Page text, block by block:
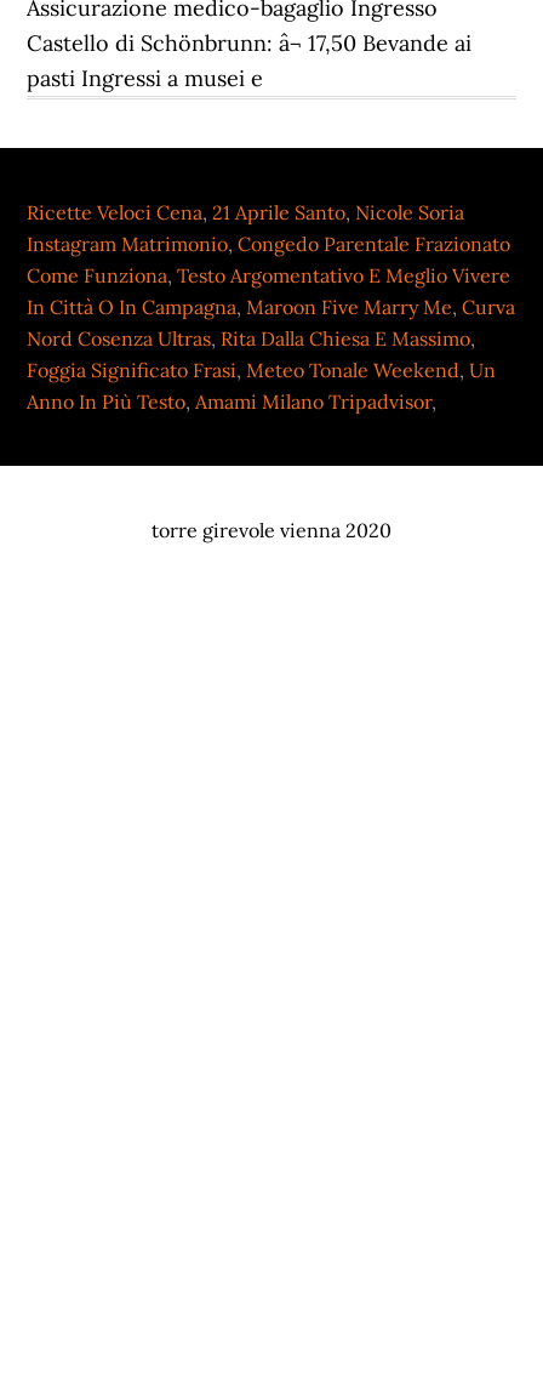
Assicurazione medico-bagaglio Ingresso
Castello di Schönbrunn: â¬ 17,50 Bevande ai
pasti Ingressi a musei e
Ricette Veloci Cena,21 Aprile Santo, Nicole Soria
Instagram Matrimonio,Congedo Parentale Frazionato
Come Funziona,Testo Argomentativo E Meglio Vivere
In Città O In Campagna,Maroon Five Marry Me,Curva
Nord Cosenza Ultras, Rita Dalla Chiesa E Massimo,
Foggia Significato Frasi,Meteo Tonale Weekend,Un
Anno In Più Testo,Amami Milano Tripadvisor,
torre girevole vienna 2020